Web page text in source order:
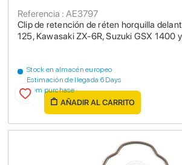
Clip de retención de réten horquilla
125, Kawasaki ZX-6R, Suzuki GSX 1400
Referencia : AE3797
Stock en almacén europeo
Estimación de llegada 6 Days
from purchase
AÑADIR AL CARRITO